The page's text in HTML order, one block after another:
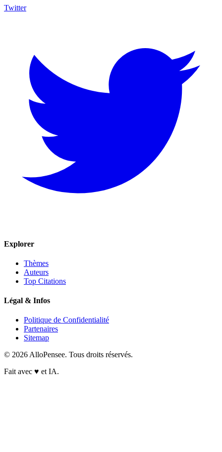
Twitter
Explorer
Thèmes
Auteurs
Top Citations
Légal & Infos
Politique de Confidentialité
Partenaires
Sitemap
© 2026 AlloPensee. Tous droits réservés.
Fait avec ♥ et IA.